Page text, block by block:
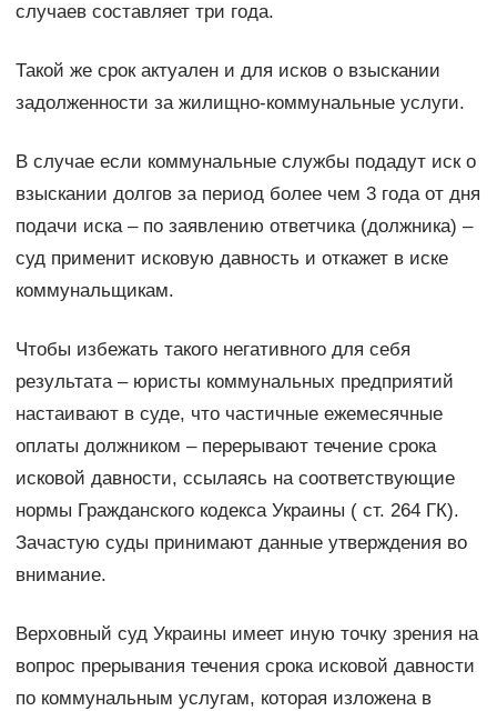
случаев составляет три года.
Такой же срок актуален и для исков о взыскании
задолженности за жилищно-коммунальные услуги.
В случае если коммунальные службы подадут иск о
взыскании долгов за период более чем 3 года от дня
подачи иска – по заявлению ответчика (должника) –
суд применит исковую давность и откажет в иске
коммунальщикам.
Чтобы избежать такого негативного для себя
результата – юристы коммунальных предприятий
настаивают в суде, что частичные ежемесячные
оплаты должником – перерывают течение срока
исковой давности, ссылаясь на соответствующие
нормы Гражданского кодекса Украины ( ст. 264 ГК).
Зачастую суды принимают данные утверждения во
внимание.
Верховный суд Украины имеет иную точку зрения на
вопрос прерывания течения срока исковой давности
по коммунальным услугам, которая изложена в